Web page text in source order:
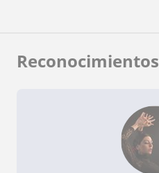
Reconocimientos